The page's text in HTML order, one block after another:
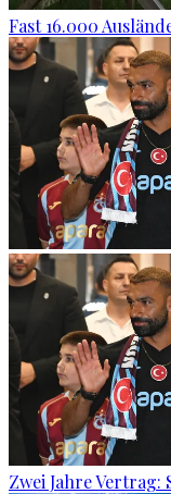
Fast 16.000
Zwei Jahre Vertrag: